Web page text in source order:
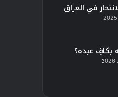
في العراق
بكافٍ عبده؟